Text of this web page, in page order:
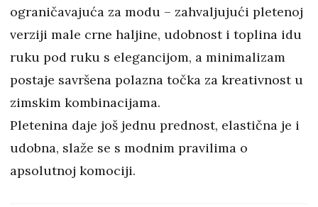
ograničavajuća za modu – zahvaljujući pletenoj
verziji male crne haljine, udobnost i toplina idu
ruku pod ruku s elegancijom, a minimalizam
postaje savršena polazna točka za kreativnost u
zimskim kombinacijama.
Pletenina daje još jednu prednost, elastična je i
udobna, slaže se s modnim pravilima o
apsolutnoj komociji.